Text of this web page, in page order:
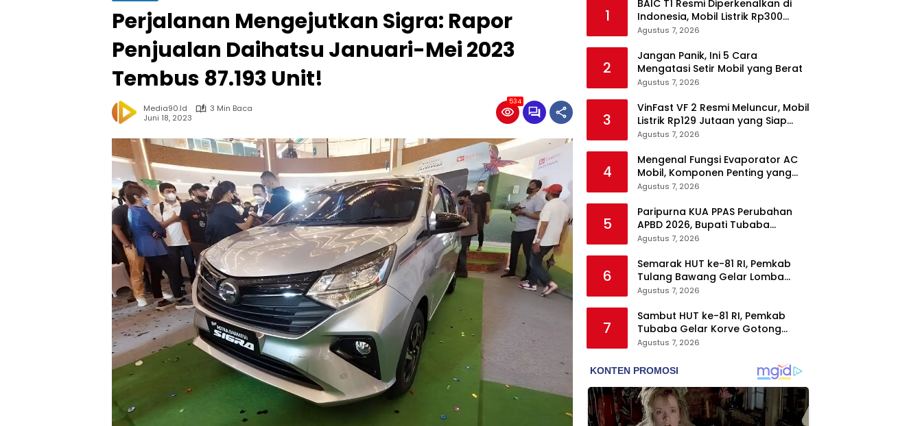
Perjalanan Mengejutkan Sigra: Rapor
Penjualan Daihatsu Januari-Mei 2023
Tembus 87.193 Unit!
Media90.id
3 Min Baca
Juni 18, 2023
534
1
BAIC T1 Resmi Diperkenalkan di
Indonesia, Mobil Listrik Rp300
Jutaan Siap Ramaikan Pasar EV
Agustus 7, 2026
2
Jangan Panik, Ini 5 Cara
Mengatasi Setir Mobil yang Berat
Agustus 7, 2026
3
VinFast VF 2 Resmi Meluncur, Mobil
Listrik Rp129 Jutaan yang Siap
Jadi Alternatif Pengganti Motor
Agustus 7, 2026
4
Mengenal Fungsi Evaporator AC
Mobil, Komponen Penting yang
Sering Terlupakan
Agustus 7, 2026
5
Paripurna KUA PPAS Perubahan
APBD 2026, Bupati Tubaba
Targetkan Pendapatan Daerah
Agustus 7, 2026
6
Semarak HUT ke-81 RI, Pemkab
Tulang Bawang Gelar Lomba
Senam Udang Manis
Agustus 7, 2026
7
Sambut HUT ke-81 RI, Pemkab
Tubaba Gelar Korve Gotong
Royong dan Bersih-Bersih
Agustus 7, 2026